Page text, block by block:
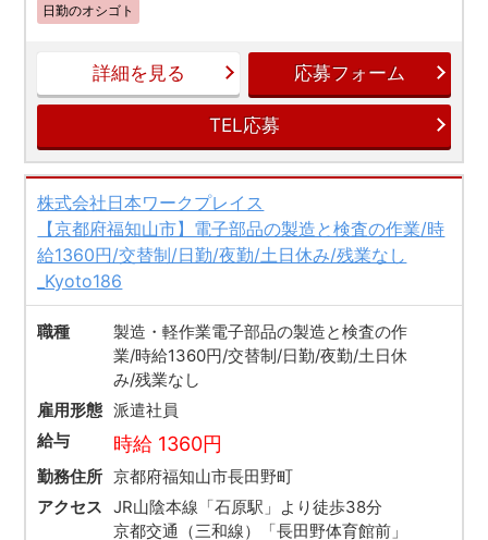
日勤のオシゴト
詳細を見る 応募フォーム
TEL応募
株式会社日本ワークプレイス
【京都府福知山市】電子部品の製造と検査の作業/時
給1360円/交替制/日勤/夜勤/土日休み/残業なし
_Kyoto186
職種
製造・軽作業電子部品の製造と検査の作
業/時給1360円/交替制/日勤/夜勤/土日休
み/残業なし
雇用形態 派遣社員
給与
時給 1360円
勤務住所 京都府福知山市長田野町
アクセス
JR山陰本線「石原駅」より徒歩38分
京都交通（三和線）「長田野体育館前」